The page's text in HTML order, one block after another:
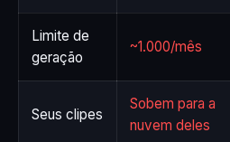
Limite de
geração
~1.000/mês
Seus clipes
Sobem para a
nuvem deles